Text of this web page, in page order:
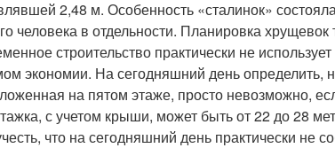
2,48 м. Особенность «сталинок»
человека в отдельности. Планировка
строительство практически не
экономии. На сегодняшний день определить,
на пятом этаже, просто невозможно,
с учетом крыши, может быть от 22 до 28
что на сегодняшний день практически не